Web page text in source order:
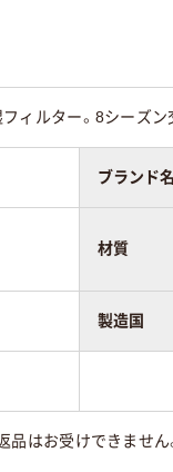
ィルター。8シーズン
ブランド名
材質
製造国
品はお受けできませ